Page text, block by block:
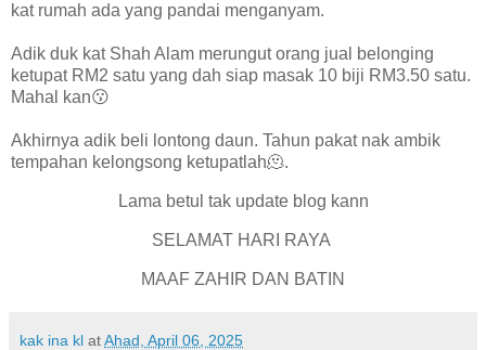
kat rumah ada yang pandai menganyam.
Adik duk kat Shah Alam merungut orang jual belonging
ketupat RM2 satu yang dah siap masak 10 biji RM3.50 satu.
Mahal kan😗
Akhirnya adik beli lontong daun. Tahun pakat nak ambik
tempahan kelongsong ketupatlah🫠.
Lama betul tak update blog kann
SELAMAT HARI RAYA
MAAF ZAHIR DAN BATIN
kak ina kl atAhad, April 06, 2025